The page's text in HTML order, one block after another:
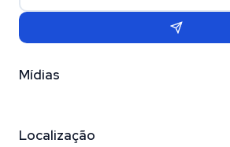
Mídias
Localização